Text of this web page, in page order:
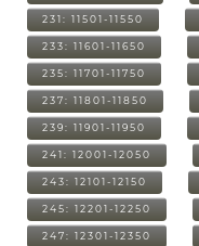
231: 11501-11550
233: 11601-11650
235: 11701-11750
237: 11801-11850
239: 11901-11950
241: 12001-12050
243: 12101-12150
245: 12201-12250
247: 12301-12350